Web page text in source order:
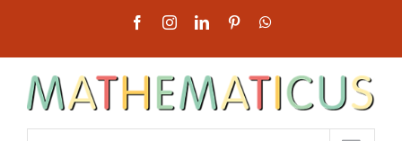
contenuto
FacebookInstagramLinkedInPinterest